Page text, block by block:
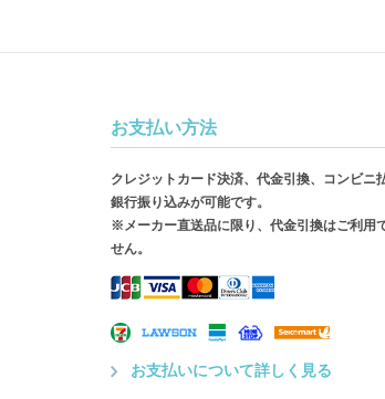
お支払い方法
クレジットカード決済、代金引換、コンビニ
銀行振り込みが可能です。
※メーカー直送品に限り、代金引換はご利用
せん。
お支払いについて詳しく見る